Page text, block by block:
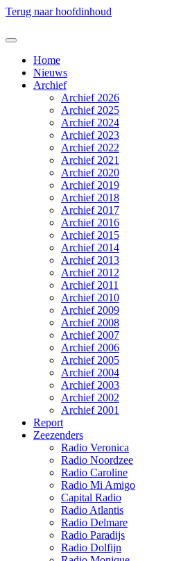
Terug naar hoofdinhoud
Home
Nieuws
Archief
Archief 2026
Archief 2025
Archief 2024
Archief 2023
Archief 2022
Archief 2021
Archief 2020
Archief 2019
Archief 2018
Archief 2017
Archief 2016
Archief 2015
Archief 2014
Archief 2013
Archief 2012
Archief 2011
Archief 2010
Archief 2009
Archief 2008
Archief 2007
Archief 2006
Archief 2005
Archief 2004
Archief 2003
Archief 2002
Archief 2001
Report
Zeezenders
Radio Veronica
Radio Noordzee
Radio Caroline
Radio Mi Amigo
Capital Radio
Radio Atlantis
Radio Delmare
Radio Paradijs
Radio Dolfijn